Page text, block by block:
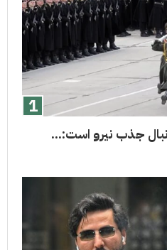
جذب نیرو است:...